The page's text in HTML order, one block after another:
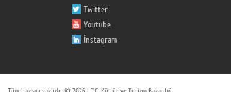
Twitter
Youtube
İnstagram